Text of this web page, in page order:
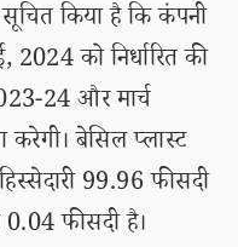
किया है कि कंपनी
को निर्धारित की
24 और मार्च
करेगी। बेसिल प्लास्ट
99.96 फीसदी
0.04 फीसदी है।